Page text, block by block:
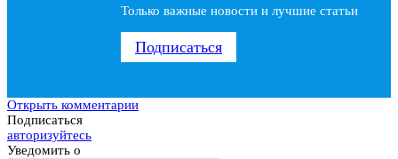
Только важные новости и лучшие статьи
Подписаться
Открыть комментарии
Подписаться
авторизуйтесь
Уведомить о